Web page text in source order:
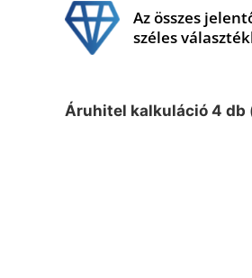
Az összes
széles
Áruhitel kalkuláció 4 db